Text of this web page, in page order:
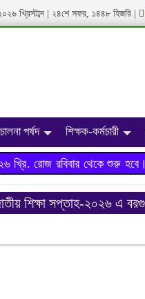
খ্রিস্টাব্দ| ২৪শে সফর, ১৪৪৮ হিজরি
পর্ষদ শিক্ষক-কর্মচারী
রোজ রবিবার থেকে শুরু হবে।
শিক্ষা সপ্তাহ-২০২৬ এ